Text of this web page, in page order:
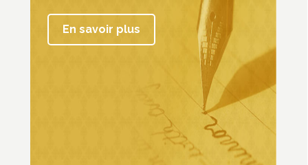
En savoir plus